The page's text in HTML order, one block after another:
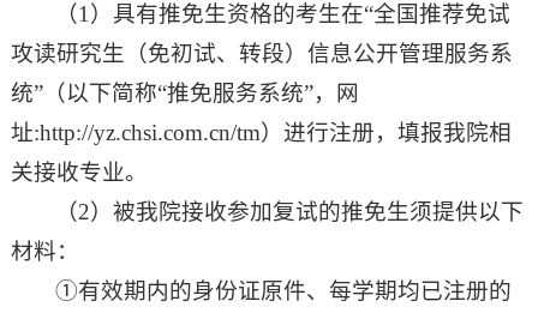
（1）具有推免生资格的考生在“全国推荐免试
攻读研究生（免初试、转段）信息公开管理服务系
统”（以下简称“推免服务系统”，网
址:http://yz.chsi.com.cn/tm）进行注册，填报我院相
关接收专业。
（2）被我院接收参加复试的推免生须提供以下
材料：
①有效期内的身份证原件、每学期均已注册的